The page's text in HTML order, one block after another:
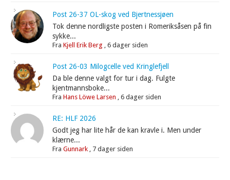
Post 26-37 OL-skog ved Bjertnessjøen
Tok denne nordligste posten i Romeriksåsen på fin
sykke...
FraKjell Erik Berg ,6 dager siden
Post 26-03 Milogcelle ved Kringlefjell
Da ble denne valgt for tur i dag. Fulgte
kjentmannsboke...
FraHans Löwe Larsen ,6 dager siden
RE: HLF 2026
Godt jeg har lite hår de kan kravle i. Men under
klærne...
FraGunnark , 7 dager siden